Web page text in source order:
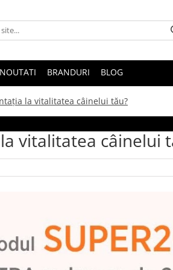
NOUTATI BRANDURI BLOG
la vitalitatea câinelui tău?
vitalitatea câinelui